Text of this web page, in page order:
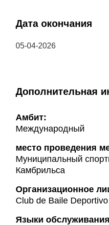
Дата окончания
05-04-2026
Дополнительная
Амбит:
Международный
место проведения
Муниципальный
Камбрильса
Организационное
Club de Baile
Языки